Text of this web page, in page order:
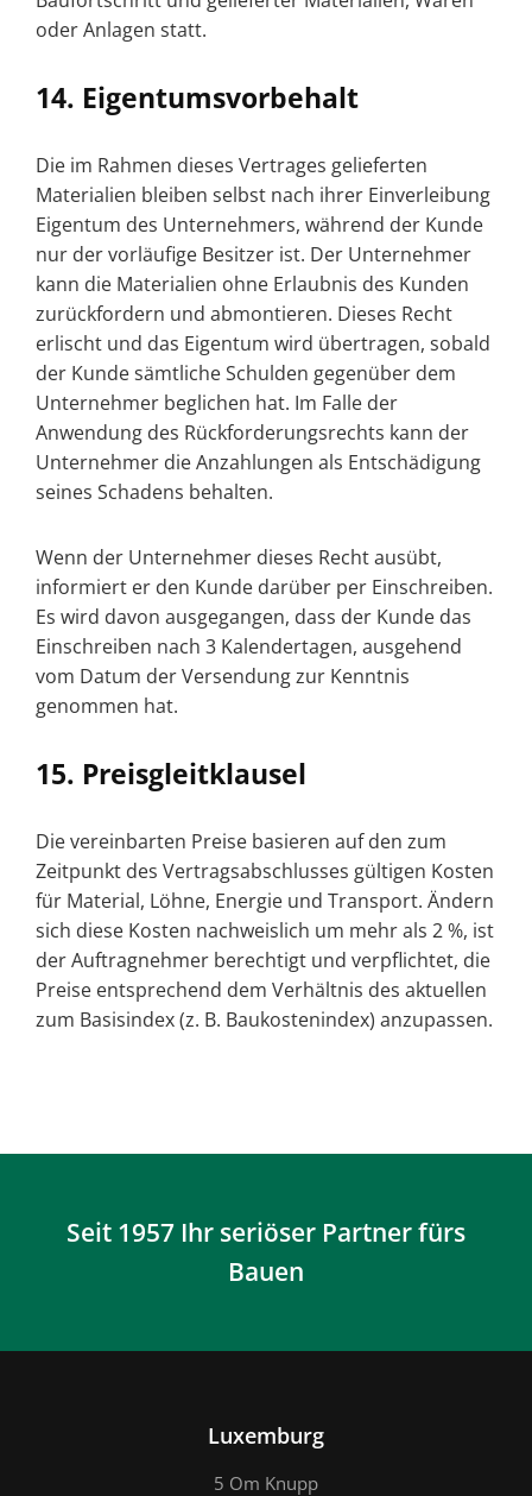
oder Anlagen statt.
14. Eigentumsvorbehalt
Die im Rahmen dieses Vertrages gelieferten
Materialien bleiben selbst nach ihrer Einverleibung
Eigentum des Unternehmers, während der Kunde
nur der vorläufige Besitzer ist. Der Unternehmer
kann die Materialien ohne Erlaubnis des Kunden
zurückfordern und abmontieren. Dieses Recht
erlischt und das Eigentum wird übertragen, sobald
der Kunde sämtliche Schulden gegenüber dem
Unternehmer beglichen hat. Im Falle der
Anwendung des Rückforderungsrechts kann der
Unternehmer die Anzahlungen als Entschädigung
seines Schadens behalten.
Wenn der Unternehmer dieses Recht ausübt,
informiert er den Kunde darüber per Einschreiben.
Es wird davon ausgegangen, dass der Kunde das
Einschreiben nach 3 Kalendertagen, ausgehend
vom Datum der Versendung zur Kenntnis
genommen hat.
15. Preisgleitklausel
Die vereinbarten Preise basieren auf den zum
Zeitpunkt des Vertragsabschlusses gültigen Kosten
für Material, Löhne, Energie und Transport. Ändern
sich diese Kosten nachweislich um mehr als 2 %, ist
der Auftragnehmer berechtigt und verpflichtet, die
Preise entsprechend dem Verhältnis des aktuellen
zum Basisindex (z. B. Baukostenindex) anzupassen.
Seit 1957 Ihr seriöser Partner fürs
Bauen
Luxemburg
5 Om Knupp